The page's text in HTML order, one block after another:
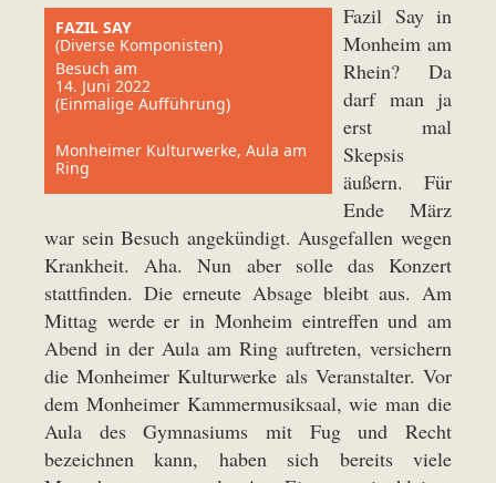
FAZIL SAY
(Diverse Komponisten)
Besuch am
14. Juni 2022
(Einmalige Aufführung)
Monheimer Kulturwerke, Aula am
Ring
Fazil Say in
Monheim am
Rhein? Da
darf man ja
erst mal
Skepsis
äußern. Für
Ende März
war sein Besuch angekündigt. Ausgefallen wegen
Krankheit. Aha. Nun aber solle das Konzert
stattfinden. Die erneute Absage bleibt aus. Am
Mittag werde er in Monheim eintreffen und am
Abend in der Aula am Ring auftreten, versichern
die Monheimer Kulturwerke als Veranstalter. Vor
dem Monheimer Kammermusiksaal, wie man die
Aula des Gymnasiums mit Fug und Recht
bezeichnen kann, haben sich bereits viele